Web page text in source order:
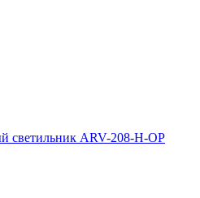
светильник ARV-208-H-OP